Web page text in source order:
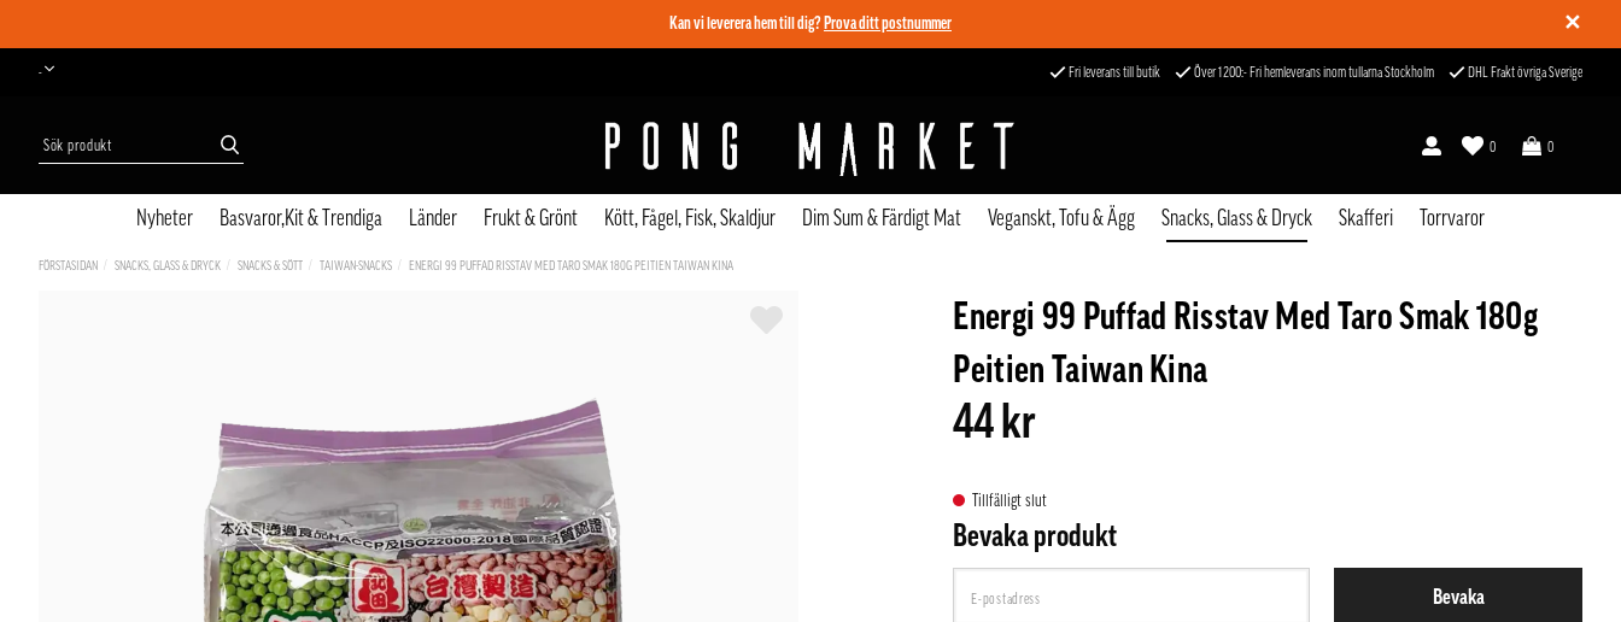
✕
Kan vi leverera hem till dig? Prova ditt postnummer
- Fri leverans till butik Över 1200:- Fri hemleverans inom tullarna Stockholm DHL Frakt övriga Sverige
0
0
Nyheter Basvaror,Kit & Trendiga Länder Frukt & Grönt Kött, Fågel, Fisk, Skaldjur Dim Sum & Färdigt Mat Veganskt, Tofu & Ägg Snacks, Glass & Dryck Skafferi Torrvaror
FÖRSTASIDAN SNACKS, GLASS & DRYCK SNACKS & SÖTT TAIWAN-SNACKS ENERGI 99 PUFFAD RISSTAV MED TARO SMAK 180G PEITIEN TAIWAN KINA
Energi 99 Puffad Risstav Med Taro Smak 180g
Peitien Taiwan Kina
44 kr
Tillfälligt slut
Bevaka produkt
Bevaka